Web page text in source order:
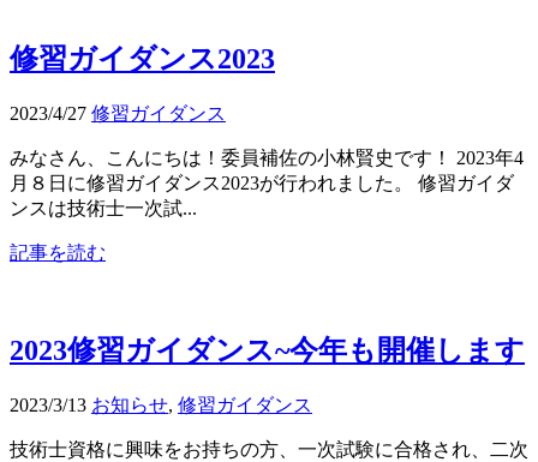
修習ガイダンス2023
2023/4/27 修習ガイダンス
みなさん、こんにちは！委員補佐の小林賢史です！ 2023年4
月８日に修習ガイダンス2023が行われました。 修習ガイダ
ンスは技術士一次試...
記事を読む
2023修習ガイダンス~今年も開催します
2023/3/13 お知らせ, 修習ガイダンス
技術士資格に興味をお持ちの方、一次試験に合格され、二次